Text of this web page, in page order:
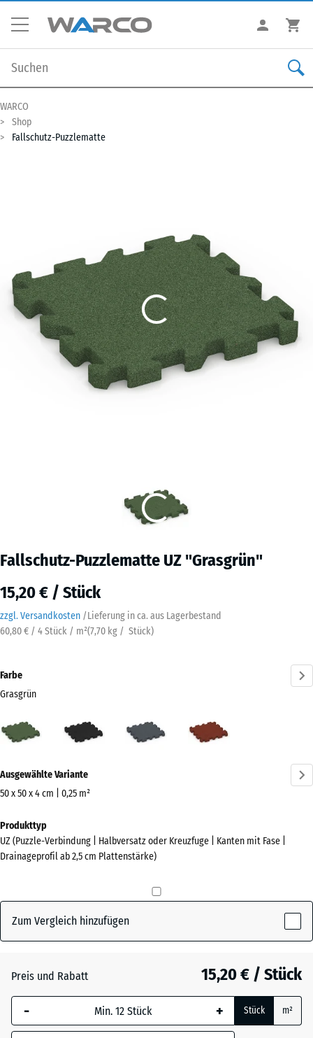
WARCO
Shop
Fallschutz-Puzzlematte
Fallschutz-Puzzlematte UZ "Grasgrün"
15,20 € / Stück
zzgl. Versandkosten /Lieferung in ca. aus Lagerbestand
60,80 € / 4 Stück / m²(7,70 kg / Stück)
Farbe
Grasgrün
(active)
Schiefergrau
Informationen
zu
Farben?
Farbpalette
Grasgrün(active)
- 0,50 €
Ausgewählte Variante
50 x 50 x 4 cm | 0,25 m²
Abmessungen
für
den
x
540
Die gewählte, blau
umrandete
Abmessung wird
Produkttyp
UZ (Puzzle-Verbindung | Halbversatz oder Kreuzfuge | Kanten mit Fase |
Drainageprofil ab 2,5 cm Plattenstärke)
Zum Vergleich hinzufügen
Preis und Rabatt 15,20 € / Stück
- + Stück m²